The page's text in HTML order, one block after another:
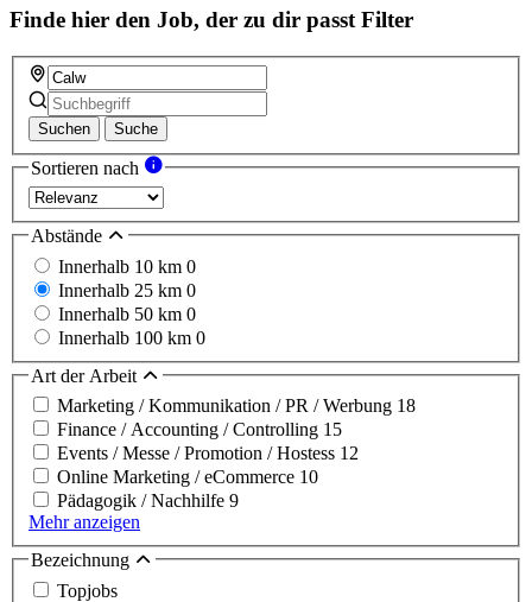
Finde hier den Job, der zu dir passt Filter
Suchen Suche
Sortieren nach
Abstände
Innerhalb 10 km 0
Innerhalb 25 km 0
Innerhalb 50 km 0
Innerhalb 100 km 0
Art der Arbeit
Marketing / Kommunikation / PR / Werbung 18
Finance / Accounting / Controlling 15
Events / Messe / Promotion / Hostess 12
Online Marketing / eCommerce 10
Pädagogik / Nachhilfe 9
Mehr anzeigen
Bezeichnung
Topjobs